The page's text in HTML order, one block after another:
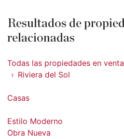
Resultados de
relacionadas
Todas las propiedades en venta
Riviera del Sol
Casas
Estilo Moderno
Obra Nueva